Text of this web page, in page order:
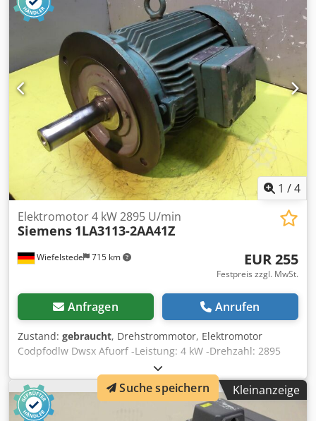
1 /4
Wiefelstede 715 km
Elektromotor 4 kW 2895 U/min
Siemens 1LA3113-2AA41Z
EUR 255
Festpreis zzgl. MwSt.
Anfragen Anrufen
Zustand: gebraucht, Drehstrommotor, Elektromotor
Codpfodlw Dwsx Afuorf -Leistung: 4 kW -Drehzahl: 2895
U/min -Welle: Ø 35 x 90 mm -Bauform: B5 -Schutzart: IP 44
-Abmessungen: 450/300/H250 mm -Gewicht: 42 kg
Kleinanzeige
Suche speichern